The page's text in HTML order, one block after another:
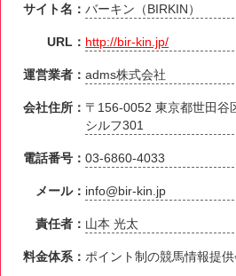
サイト名：バーキン（BIRKIN）
URL： http://bir-kin.jp/
運営業者：adms株式会社
会社住所： 〒156-0052 東京都世田谷
シルフ301
電話番号：03-6860-4033
メール： info@bir-kin.jp
責任者： 山本 光太
料金体系： ポイント制の競馬情報提供